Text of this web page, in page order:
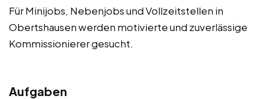
Für Minijobs, Nebenjobs und Vollzeitstellen in
Obertshausen werden motivierte und zuverlässige
Kommissionierer gesucht.
Aufgaben